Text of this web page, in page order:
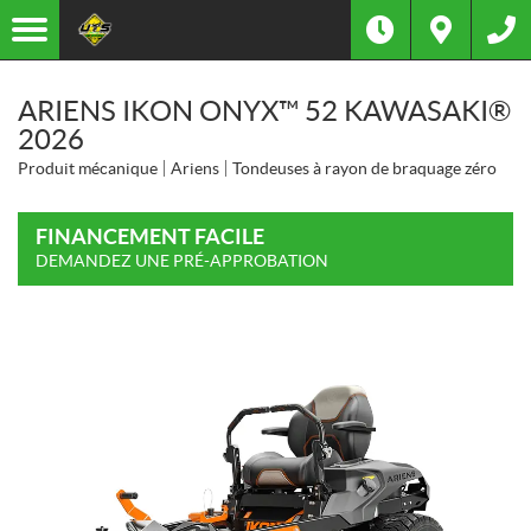
ARIENS IKON ONYX™ 52 KAWASAKI®
2026
Produit mécanique Ariens Tondeuses à rayon de braquage zéro
FINANCEMENT FACILE
DEMANDEZ UNE PRÉ-APPROBATION